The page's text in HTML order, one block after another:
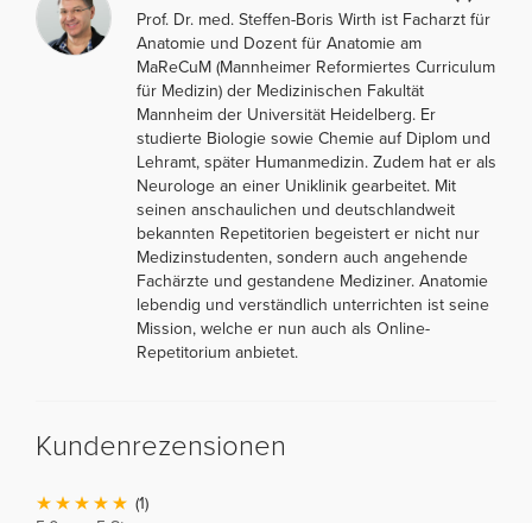
Prof. Dr. med. Steffen-Boris Wirth ist Facharzt für
Anatomie und Dozent für Anatomie am
MaReCuM (Mannheimer Reformiertes Curriculum
für Medizin) der Medizinischen Fakultät
Mannheim der Universität Heidelberg. Er
studierte Biologie sowie Chemie auf Diplom und
Lehramt, später Humanmedizin. Zudem hat er als
Neurologe an einer Uniklinik gearbeitet. Mit
seinen anschaulichen und deutschlandweit
bekannten Repetitorien begeistert er nicht nur
Medizinstudenten, sondern auch angehende
Fachärzte und gestandene Mediziner. Anatomie
lebendig und verständlich unterrichten ist seine
Mission, welche er nun auch als Online-
Repetitorium anbietet.
Kundenrezensionen
(1)